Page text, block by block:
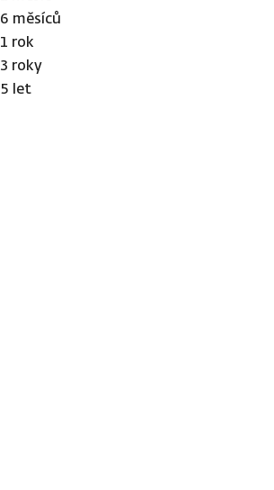
6 měsíců
1 rok
3 roky
5 let